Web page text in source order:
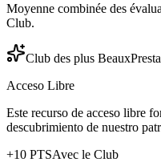
Moyenne combinée des
Club.
Club des plus Beaux
Acceso Libre
Este recurso de acceso libre
descubrimiento de nuestro
+10 PTSAvec le Club